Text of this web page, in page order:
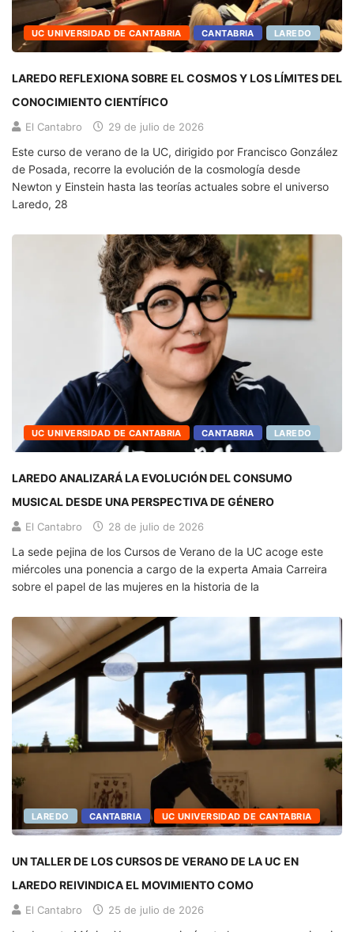
UC UNIVERSIDAD DE CANTABRIA CANTABRIA LAREDO
LAREDO REFLEXIONA SOBRE EL COSMOS Y LOS LÍMITES DEL
CONOCIMIENTO CIENTÍFICO
El Cantabro 29 de julio de 2026
Este curso de verano de la UC, dirigido por Francisco González
de Posada, recorre la evolución de la cosmología desde
Newton y Einstein hasta las teorías actuales sobre el universo
Laredo, 28
UC UNIVERSIDAD DE CANTABRIA CANTABRIA LAREDO
LAREDO ANALIZARÁ LA EVOLUCIÓN DEL CONSUMO
MUSICAL DESDE UNA PERSPECTIVA DE GÉNERO
El Cantabro 28 de julio de 2026
La sede pejina de los Cursos de Verano de la UC acoge este
miércoles una ponencia a cargo de la experta Amaia Carreira
sobre el papel de las mujeres en la historia de la
LAREDO CANTABRIA UC UNIVERSIDAD DE CANTABRIA
UN TALLER DE LOS CURSOS DE VERANO DE LA UC EN
LAREDO REIVINDICA EL MOVIMIENTO COMO
El Cantabro 25 de julio de 2026